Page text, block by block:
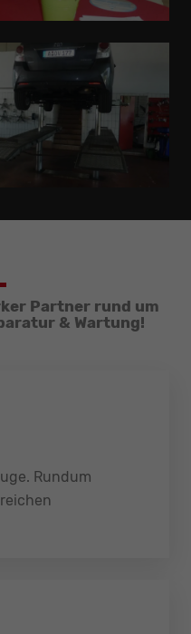
Partner rund um
& Wartung!
Rundum